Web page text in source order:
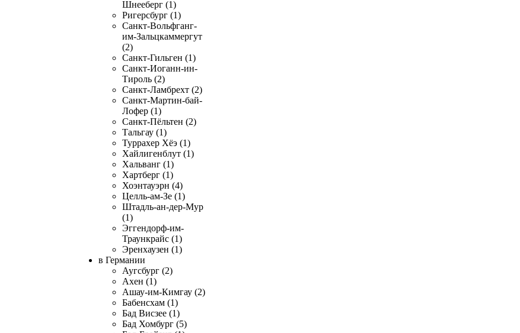
Шнееберг (1)
Ригерсбург (1)
Санкт-Вольфганг-
им-Зальцкаммергут
(2)
Санкт-Гильген (1)
Санкт-Иоганн-ин-
Тироль (2)
Санкт-Ламбрехт (2)
Санкт-Мартин-бай-
Лофер (1)
Санкт-Пёльтен (2)
Тальгау (1)
Туррахер Хёэ (1)
Хайлигенблут (1)
Хальванг (1)
Хартберг (1)
Хоэнтауэрн (4)
Целль-ам-Зе (1)
Штадль-ан-дер-Мур
(1)
Эггендорф-им-
Траункрайс (1)
Эренхаузен (1)
в Германии
Аугсбург (2)
Ахен (1)
Ашау-им-Кимгау (2)
Бабенсхам (1)
Бад Висзее (1)
Бад Хомбург (5)